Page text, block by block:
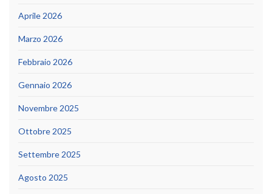
Aprile 2026
Marzo 2026
Febbraio 2026
Gennaio 2026
Novembre 2025
Ottobre 2025
Settembre 2025
Agosto 2025